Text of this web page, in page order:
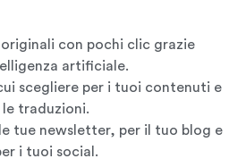
con pochi clic grazie
artificiale.
scegliere per i tuoi contenuti e
le traduzioni.
tue newsletter, per il tuo blog e
i tuoi social.